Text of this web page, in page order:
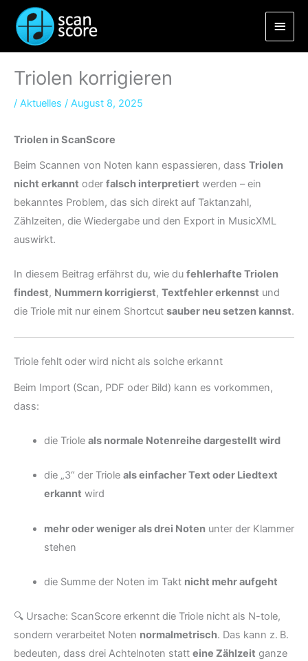
Inhalt
springen
Triolen korrigieren
/ Aktuelles / August 8, 2025
Triolen in ScanScore
Beim Scannen von Noten kann espassieren, dass Triolen
nicht erkannt oder falsch interpretiert werden – ein
bekanntes Problem, das sich direkt auf Taktanzahl,
Zählzeiten, die Wiedergabe und den Export in MusicXML
auswirkt.
In diesem Beitrag erfährst du, wie du fehlerhafte Triolen
findest, Nummern korrigierst, Textfehler erkennst und
die Triole mit nur einem Shortcut sauber neu setzen kannst.
Triole fehlt oder wird nicht als solche erkannt
Beim Import (Scan, PDF oder Bild) kann es vorkommen,
dass:
die Triole als normale Notenreihe dargestellt wird
die „3“ der Triole als einfacher Text oder Liedtext
erkannt wird
mehr oder weniger als drei Notenunter der Klammer
stehen
die Summe der Noten im Takt nicht mehr aufgeht
🔍 Ursache: ScanScore erkennt die Triole nicht als N-tole,
sondern verarbeitet Noten normalmetrisch. Das kann z. B.
bedeuten, dass drei Achtelnoten statt eine Zählzeit ganze